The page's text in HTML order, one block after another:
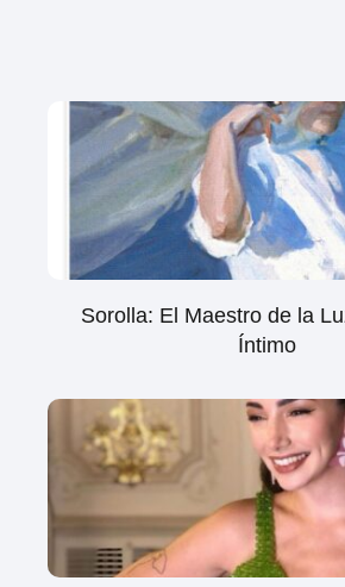
Sorolla: El Maestro de la
Íntimo